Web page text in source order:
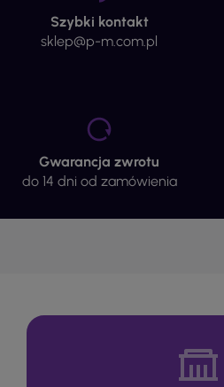
Szybki kontakt
sklep@p-m.com.pl
Gwarancja zwrotu
do 14 dni od zamówienia